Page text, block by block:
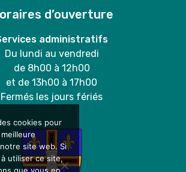
d’ouverture
administratifs
Du lundi au vendredi
de 8h00 à 12h00
et de 13h00 à 17h00
Fermés les jours fériés
cookies pour
site web. Si
utiliser ce site,